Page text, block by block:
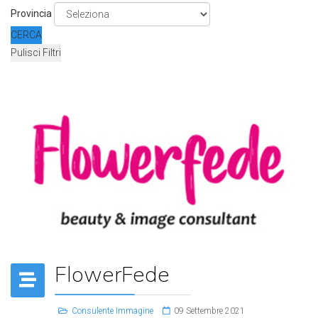
Provincia
CERCA
Pulisci Filtri
FlowerFede
Consulente Immagine 09 Settembre 2021